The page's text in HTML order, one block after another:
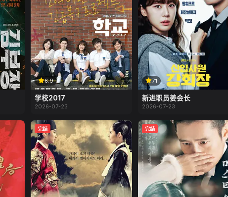
6.9
学校2017
2026-07-23
7.1
新进职员姜会长
2026-07-23
完结 完结